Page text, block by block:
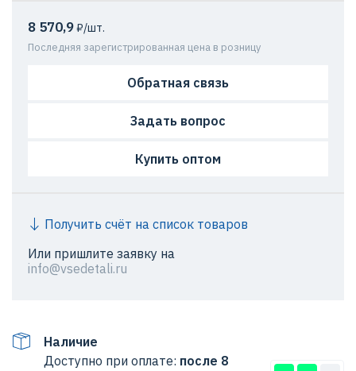
8 570,9₽/шт.
Последняя зарегистрированная цена в розницу
Обратная связь
Задать вопрос
Купить оптом
Получить счёт на список товаров
Или пришлите заявку на
info@vsedetali.ru
Наличие
Доступно при оплате: после 8